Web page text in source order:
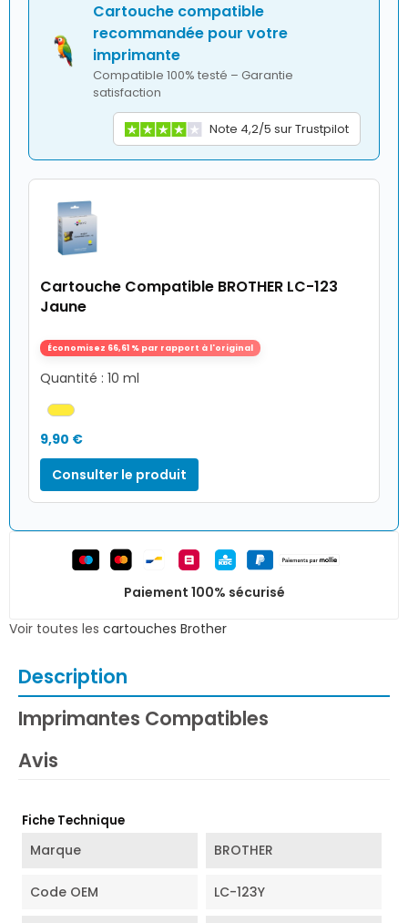
Cartouche compatible
recommandée pour votre
imprimante
Compatible 100% testé – Garantie
satisfaction
Note 4,2/5 sur Trustpilot
Cartouche Compatible BROTHER LC-123
Jaune
Économisez 66,61 % par rapport à l'original
Quantité : 10 ml
9,90 €
Consulter le produit
Paiement 100% sécurisé
Voir toutes les cartouches Brother
Description
Imprimantes Compatibles
Avis
Fiche Technique
Marque BROTHER
Code OEM LC-123Y